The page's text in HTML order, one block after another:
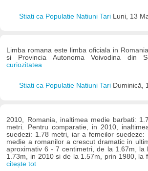
Stiati ca Populatie Natiuni Tari Luni, 13
Limba romana este limba oficiala in
si Provincia Autonoma Voivodina din
curiozitatea
Stiati ca Populatie Natiuni Tari Duminică,
2010, Romania, inaltimea medie barbati:
metri. Pentru comparatie, in 2010,
suedezi: 1.78 metri, iar a femeilor suedeze:
medie a romanilor a crescut dramatic in
aproximativ 6 - 7 centimetri, de la 1.67m, la
1.73m, in 2010 si de la 1.57m, prin 1980, la
citește tot